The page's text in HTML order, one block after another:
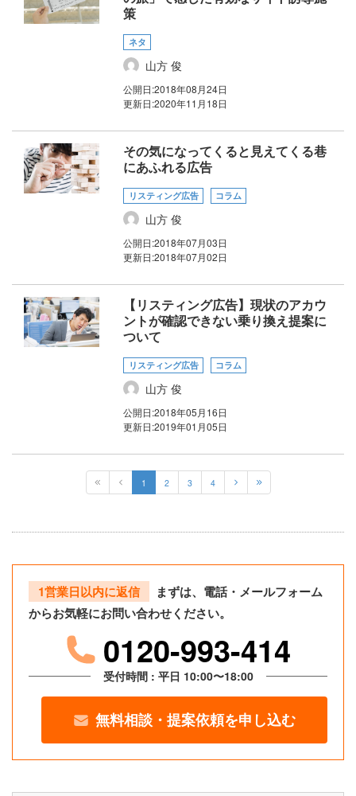
策
ネタ
山方 俊
公開日:2018年08月24日
更新日:2020年11月18日
その気になってくると見えてくる巷
にあふれる広告
リスティング広告 コラム
山方 俊
公開日:2018年07月03日
更新日:2018年07月02日
【リスティング広告】現状のアカウ
ントが確認できない乗り換え提案に
ついて
リスティング広告 コラム
山方 俊
公開日:2018年05月16日
更新日:2019年01月05日
1 2 3 4
1営業日以内に返信
まずは、電話・メールフォーム
からお気軽にお問い合わせください。
0120-993-414
受付時間 : 平日 10:00〜18:00
無料相談・提案依頼を申し込む